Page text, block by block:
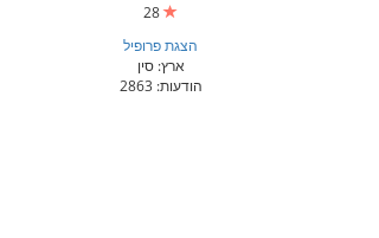
הצגת פרופיל
ארץ: סין
הודעות: 2863